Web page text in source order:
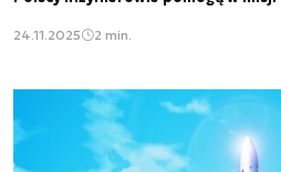
24.11.2025 2 min.